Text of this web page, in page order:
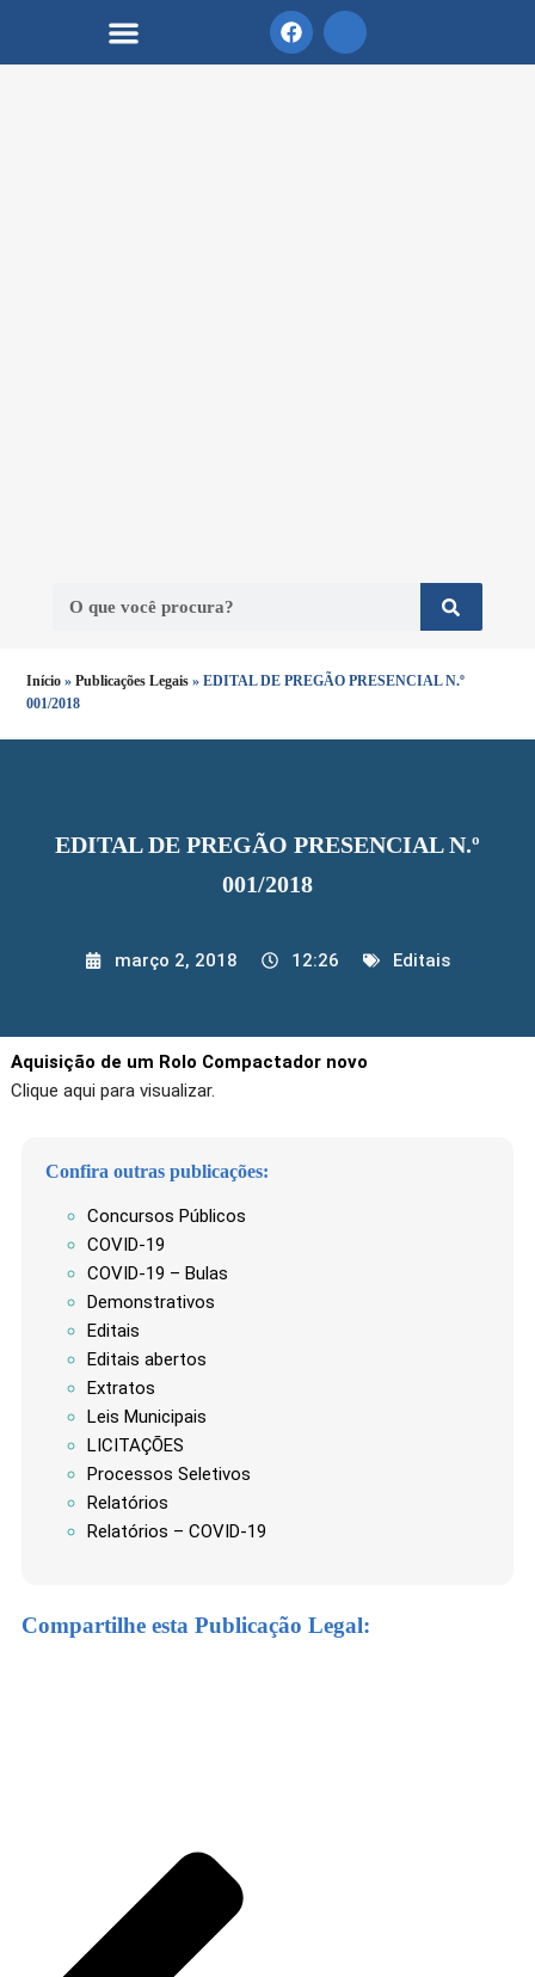
Início »Publicações Legais »EDITAL DE PREGÃO PRESENCIAL N.º
001/2018
EDITAL DE PREGÃO PRESENCIAL N.º
001/2018
março 2, 2018 12:26 Editais
Aquisição de um Rolo Compactador novo
Clique aqui para visualizar.
Confira outras publicações:
Concursos Públicos
COVID-19
COVID-19 – Bulas
Demonstrativos
Editais
Editais abertos
Extratos
Leis Municipais
LICITAÇÕES
Processos Seletivos
Relatórios
Relatórios – COVID-19
Compartilhe esta Publicação Legal: